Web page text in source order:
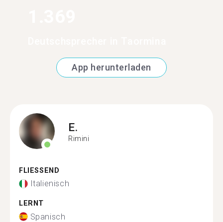
App herunterladen
E.
Rimini
FLIESSEND
Italienisch
LERNT
Spanisch